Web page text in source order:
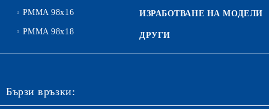
PMMA 98x16
PMMA 98x18
ИЗРАБОТВАНЕ НА МОДЕЛИ
ДРУГИ
Бързи връзки: